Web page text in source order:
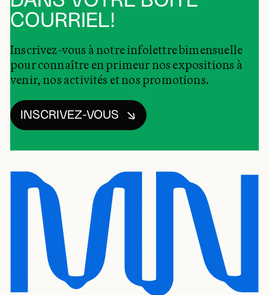
COURRIEL!
Inscrivez-vous à notre infolettre bimensuelle
pour connaître en primeur nos expositions à
venir, nos activités et nos promotions.
INSCRIVEZ-VOUS